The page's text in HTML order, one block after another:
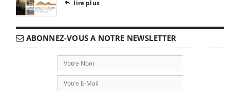
 lire plus
ABONNEZ-VOUS A NOTRE NEWSLETTER